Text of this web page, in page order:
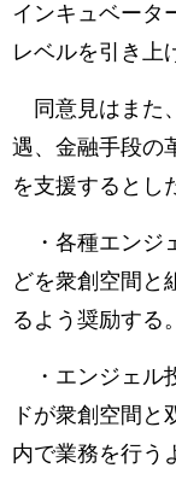
インキュベータ
レベルを引き上
同意見はまた
遇、金融手段の
を支援するとし
・各種エン
どを衆創空間と
るよう奨励する。
・エンジェ
ドが衆創空間
内で業務を行う